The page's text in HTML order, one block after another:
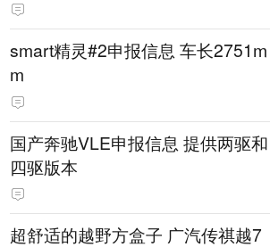
smart精灵#2申报信息 车长2751m
m
国产奔驰VLE申报信息 提供两驱和
四驱版本
超舒适的越野方盒子 广汽传祺越7